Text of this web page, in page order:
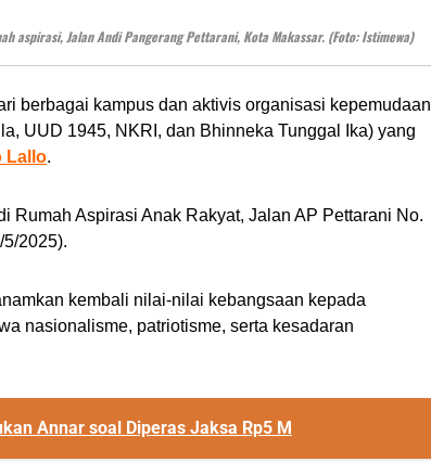
aspirasi, Jalan Andi Pangerang Pettarani, Kota Makassar. (Foto: Istimewa)
berbagai kampus dan aktivis organisasi kepemudaan
UUD 1945, NKRI, dan Bhinneka Tunggal Ika) yang
Lallo.
Aspirasi Anak Rakyat, Jalan AP Pettarani No.
2025).
kembali nilai-nilai kebangsaan kepada
nasionalisme, patriotisme, serta kesadaran
Annar soal Diperas Jaksa Rp5 M